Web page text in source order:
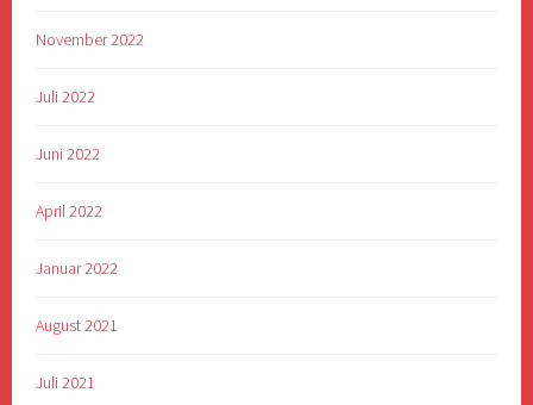
November 2022
Juli 2022
Juni 2022
April 2022
Januar 2022
August 2021
Juli 2021